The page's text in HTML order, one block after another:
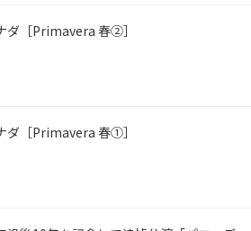
ダ［Primavera 春②］
ダ［Primavera 春①］